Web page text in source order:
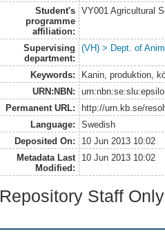
Student's
programme
affiliation:
VY001 Agricultural
Supervising
department:
(VH) > Dept. of
Keywords:
Kanin, produktion,
URN:NBN:
Permanent URL:
http://urn.kb.se/
Language:
Swedish
Deposited On:
10 Jun 2013 10:02
Metadata Last
Modified:
10 Jun 2013 10:02
Repository Staff